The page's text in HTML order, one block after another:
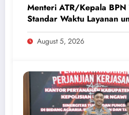
Menteri ATR/Kepala BPN
Standar Waktu Layanan
Pengukuran Tanah dan
August 5, 2026